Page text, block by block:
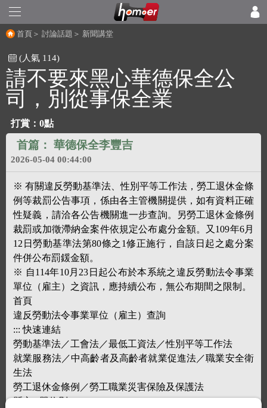
首頁 ＞ 討論話題 ＞ 新聞講堂
(人氣 114)
請不要來黑心華德保全公
司，別從事保全業
打賞： 0點
首篇： 華德保全李豐吉
2026-05-04 00:44:00
※ 有關違反勞動基準法、性別平等工作法，勞工退休金條
例等裁罰公告事項，係由各主管機關提供，如有資料正確
性疑義，請洽各公告機關進一步查詢。另勞工退休金條例
裁罰或加徵滯納金案件依規定公布處分金額。又109年6月
12日勞動基準法第80條之1修正施行，自該日起之處分案
件併公布罰鍰金額。
※ 自114年10月23日起公布於本系統之違反勞動法令事業
單位（雇主）之資訊，應持續公布，無公布期間之限制。
首頁
違反勞動法令事業單位（雇主）查詢
::: 快速連結
勞動基準法／工會法／最低工資法／性別平等工作法
就業服務法／中高齡者及高齡者就業促進法／職業安全衛
生法
勞工退休金條例／勞工職業災害保險及保護法
縣市 / 單位別